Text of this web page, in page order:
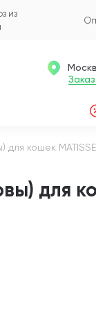
из
кошек
для